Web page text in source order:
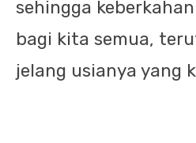
sehingga
bagi kita semua,
jelang usianya yang